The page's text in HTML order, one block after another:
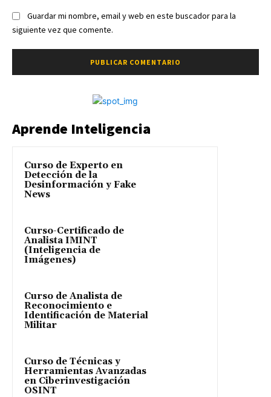
Guardar mi nombre, email y web en este buscador para la
siguiente vez que comente.
Aprende Inteligencia
Curso de Experto en
Detección de la
Desinformación y Fake
News
Curso-Certificado de
Analista IMINT
(Inteligencia de
Imágenes)
Curso de Analista de
Reconocimiento e
Identificación de Material
Militar
Curso de Técnicas y
Herramientas Avanzadas
en Ciberinvestigación
OSINT